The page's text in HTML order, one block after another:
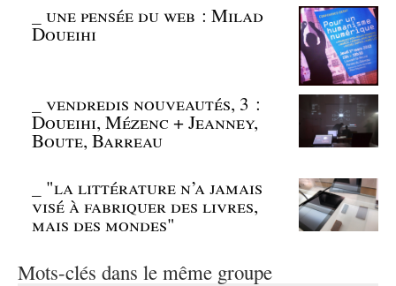
_une pensée du web : Milad
Doueihi
_vendredis nouveautés, 3 :
Doueihi, Mézenc + Jeanney,
Boute, Barreau
"la littérature n’a jamais
visé à fabriquer des livres,
mais des mondes"
Mots-clés dans le même groupe